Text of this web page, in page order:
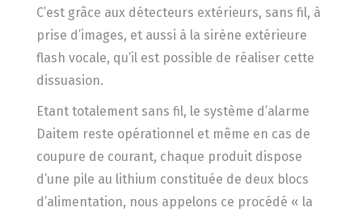
C’est grâce aux détecteurs extérieurs, sans fil, à
prise d’images, et aussi à la sirène extérieure
flash vocale, qu’il est possible de réaliser cette
dissuasion.
Etant totalement sans fil, le système d’alarme
Daitem reste opérationnel et même en cas de
coupure de courant, chaque produit dispose
d’une pile au lithium constituée de deux blocs
d’alimentation, nous appelons ce procédé « la